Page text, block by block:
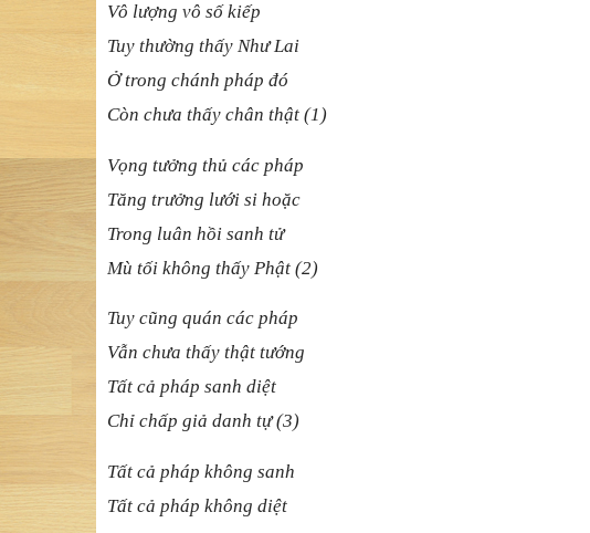
Vô lượng vô số kiếp
Tuy thường thấy Như Lai
Ở trong chánh pháp đó
Còn chưa thấy chân thật (1)
Vọng tưởng thủ các pháp
Tăng trưởng lưới si hoặc
Trong luân hồi sanh tử
Mù tối không thấy Phật (2)
Tuy cũng quán các pháp
Vẫn chưa thấy thật tướng
Tất cả pháp sanh diệt
Chỉ chấp giả danh tự (3)
Tất cả pháp không sanh
Tất cả pháp không diệt